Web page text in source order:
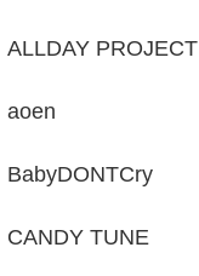
ALLDAY PROJECT
aoen
BabyDONTCry
CANDY TUNE